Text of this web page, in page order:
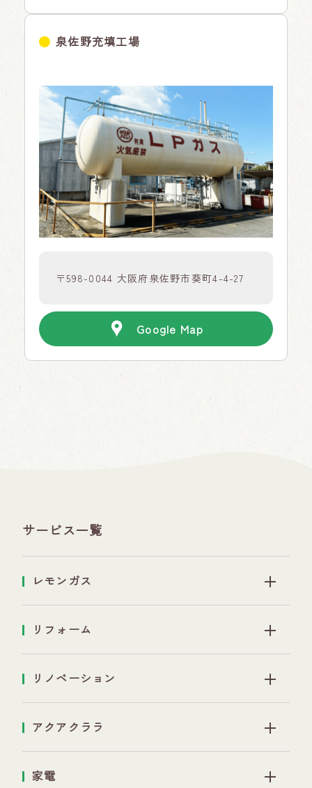
泉佐野充填工場
〒598-0044 大阪府泉佐野市葵町4-4-27
Google Map
サービス一覧
レモンガス
リフォーム
リノベーション
アクアクララ
家電